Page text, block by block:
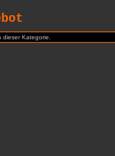
Kategorie.